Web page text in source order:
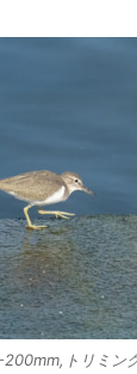
200mm,トリミン